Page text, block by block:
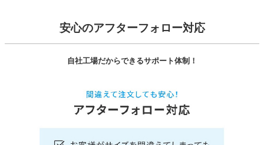
安心のアフターフォロー対応
自社工場だからできるサポート体制！